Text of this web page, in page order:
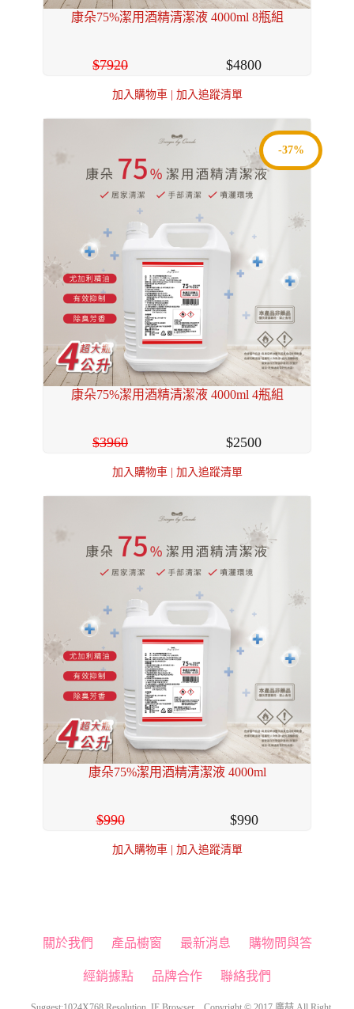
康朵75%潔用酒精清潔液 4000ml 8瓶組
7920 4800
加入購物車 | 加入追蹤清單
-37%
康朵75%潔用酒精清潔液 4000ml 4瓶組
3960 2500
加入購物車 | 加入追蹤清單
康朵75%潔用酒精清潔液 4000ml
990 990
加入購物車 | 加入追蹤清單
關於我們 產品櫥窗 最新消息 購物問與答
經銷據點 品牌合作 聯絡我們